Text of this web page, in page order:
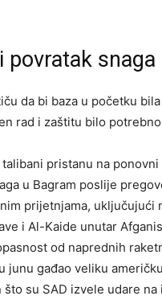
povratak snaga
da bi baza u početku
rad i zaštitu bilo
pristanu na
u Bagram poslije
prijetnjama, uključujući
i Al-Kaide unutar
od naprednih
junu gađao veliku
što su SAD izvele udare na